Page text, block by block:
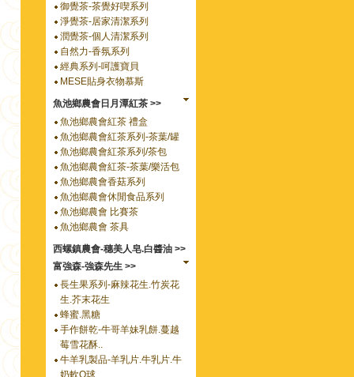
御覺茶-茶覺好喫系列
淨覺茶-居家清潔系列
潤覺茶-個人清潔系列
自然力-香氛系列
經典系列-呵護寶貝
MESE貼身衣物慕斯
魚池鄉農會日月潭紅茶 >>
魚池鄉農會紅茶 禮盒
魚池鄉農會紅茶系列-茶葉/罐
魚池鄉農會紅茶系列/茶包
魚池鄉農會紅茶-茶葉/樂活包
魚池鄉農會香菇系列
魚池鄉農會休閒食品系列
魚池鄉農會 比賽茶
魚池鄉農會 茶具
西螺鎮農會-穗美人皂.白醬油 >>
富強森-強森先生 >>
長生果系列-麻辣花生.竹炭花
生.芥末花生
蜂蜜.黑糖
手作餅乾-牛哥羊妹乳餅.蔓越
莓雪花酥..
牛羊乳製品-羊乳片.牛乳片.牛
奶軟Q球